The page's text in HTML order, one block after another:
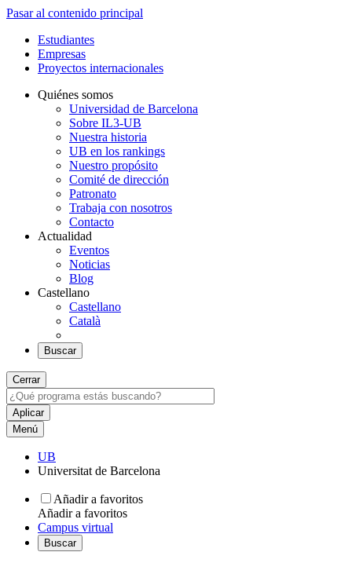
Pasar al contenido principal
Estudiantes
Empresas
Proyectos internacionales
Quiénes somos
Universidad de Barcelona
Sobre IL3-UB
Nuestra historia
UB en los rankings
Nuestro propósito
Comité de dirección
Patronato
Trabaja con nosotros
Contacto
Actualidad
Eventos
Noticias
Blog
Castellano
Castellano
Català
Buscar
Cerrar
Menú
UB
Universitat de Barcelona
Añadir a favoritos
Añadir a favoritos
Campus virtual
Buscar